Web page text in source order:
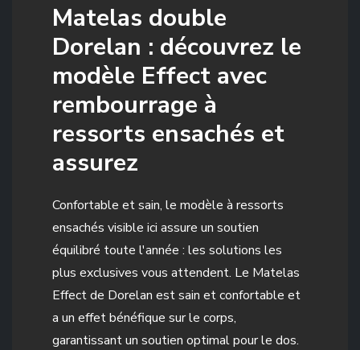
Matelas double
Dorelan : découvrez le
modèle Effect avec
rembourrage à
ressorts ensachés et
assurez
Confortable et sain, le modèle à ressorts
ensachés visible ici assure un soutien
équilibré toute l'année : les solutions les
plus exclusives vous attendent. Le Matelas
Effect de Dorelan est sain et confortable et
a un effet bénéfique sur le corps,
garantissant un soutien optimal pour le dos.